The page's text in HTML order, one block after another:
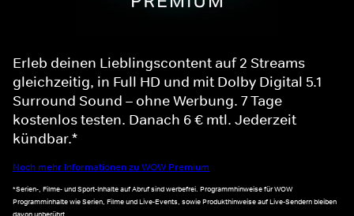
Erleb deinen Lieblingscontent auf 2 Streams
gleichzeitig, in Full HD und mit Dolby Digital 5.1
Surround Sound – ohne Werbung. 7 Tage
kostenlos testen. Danach 6 € mtl. Jederzeit
kündbar.*
Noch mehr Informationen zu WOW Premium
*Serien-, Filme- und Sport-Inhalte auf Abruf sind werbefrei. Programmhinweise für WOW
Programminhalte wie Serien, Filme und Live-Events, sowie Produkthinweise auf Live-Sendern bleiben